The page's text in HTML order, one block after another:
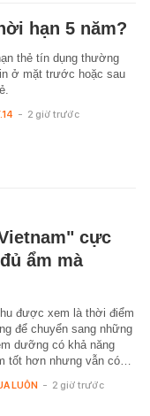
hạn 5 năm?
thẻ tín dụng thường
ở mặt trước hoặc sau
- 2 giờ trước
cực
ẩm mà
được xem là thời điểm
để chuyển sang những
dưỡng có khả năng
tốt hơn nhưng vẫn có…
LUÔN - 2 giờ trước